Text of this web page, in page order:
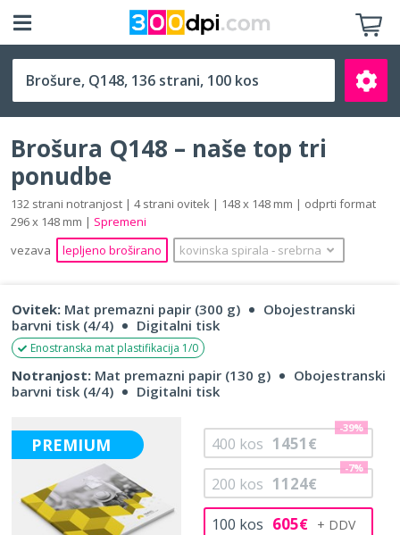
Q148 (148 x 148 mm)
Išči
Brošura Q148 – naše top tri
ponudbe
132 strani notranjost | 4 strani ovitek | 148 x 148 mm | odprti format
296 x 148 mm | Spremeni
vezava
lepljeno broširano kovinska spirala ‐ srebrna
Ovitek: Mat premazni papir (300 g)
Obojestranski
barvni tisk (4/4)
Digitalni tisk
Enostranska mat plastifikacija 1/0
Notranjost: Mat premazni papir (130 g)
Obojestranski
barvni tisk (4/4)
Digitalni tisk
PREMIUM
100 kos 605€
200 kos 1124€
-7%
400 kos 1451€
-39%